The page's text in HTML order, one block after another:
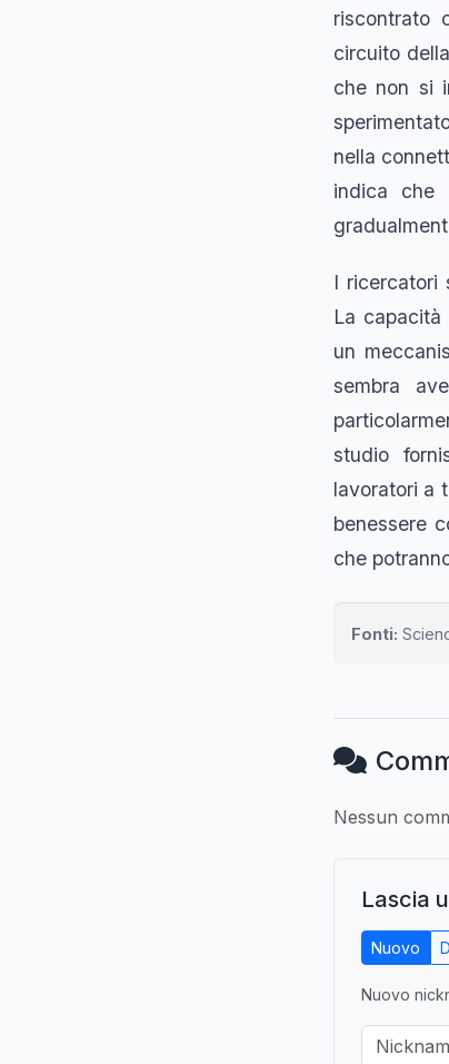
riscontrato
circuito
che non si
nella
indica che
I ricercatori
La
un
sembra
studio
lavoratori a
benessere
che
Fonti:
Nessun
Lascia
Nuovo
Nuovo